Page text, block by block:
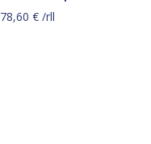
78,60€ /rll